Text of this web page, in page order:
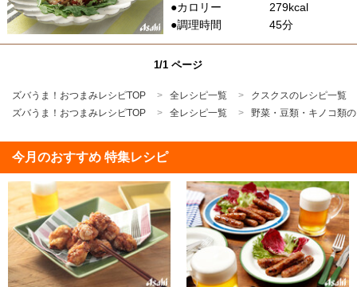
●カロリー
279kcal
●調理時間
45分
1/1 ページ
ズバうま！おつまみレシピTOP 全レシピ一覧
クスクスのレシピ一覧
ズバうま！おつまみレシピTOP
全レシピ一覧 野菜・豆類・キノコ類
今月のおすすめ 特集レシピ